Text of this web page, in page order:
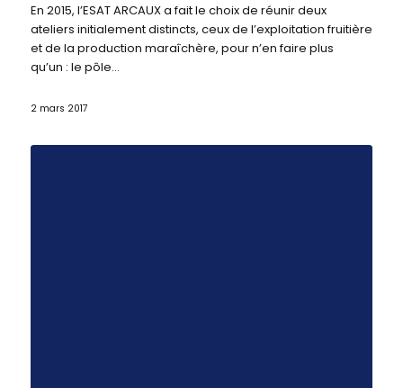
En 2015, l’ESAT ARCAUX a fait le choix de réunir deux
ateliers initialement distincts, ceux de l’exploitation fruitière
et de la production maraîchère, pour n’en faire plus
qu’un : le pôle…
2 mars 2017